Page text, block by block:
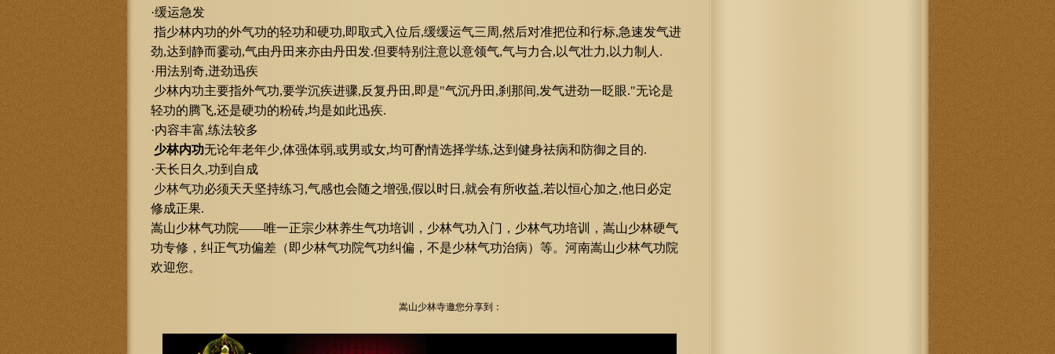
·缓运急发
指少林内功的外气功的轻功和硬功,即取式入位后,缓缓运气三周,然后对准把位和行标,急速发气进
劲,达到静而霎动,气由丹田来亦由丹田发.但要特别注意以意领气,气与力合,以气壮力,以力制人.
·用法别奇,迸劲迅疾
少林内功主要指外气功,要学沉疾进骤,反复丹田,即是"气沉丹田,刹那间,发气进劲一眨眼."无论是
轻功的腾飞,还是硬功的粉砖,均是如此迅疾.
·内容丰富,练法较多
少林内功无论年老年少,体强体弱,或男或女,均可酌情选择学练,达到健身祛病和防御之目的.
·天长日久,功到自成
少林气功必须天天坚持练习,气感也会随之增强,假以时日,就会有所收益,若以恒心加之,他日必定
修成正果.
嵩山少林气功院——唯一正宗少林养生气功培训 ， 少林气功入门， 少林气功培训，嵩山少林硬气
功专修，纠正气功偏差（即少林气功院气功纠偏，不是少林气功治病）等。河南嵩山少林气功院
欢迎您。
嵩山少林寺邀您分享到：